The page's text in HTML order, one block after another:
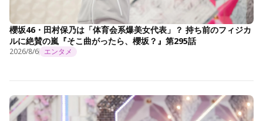
櫻坂46・田村保乃は「体育会系爆美女代表」？ 持ち前のフィジカ
ルに絶賛の嵐『そこ曲がったら、櫻坂？』第295話
2026/8/6 エンタメ